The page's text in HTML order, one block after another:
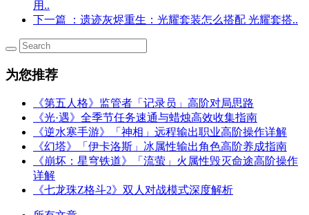
用..
下一篇
：遗迹灰烬重生：光耀套装怎么搭配 光耀套搭..
为您推荐
《第五人格》监管者「记录员」高阶对局思路
《光·遇》全季节任务速通与蜡烛高效收集指南
《逆水寒手游》「神相」远程输出职业高阶操作详解
《幻塔》「伊卡洛斯」冰属性输出角色高阶养成指南
《崩坏：星穹铁道》「流萤」火属性毁灭命途高阶操作
详解
《七龙珠Z格斗2》双人对战模式深度解析